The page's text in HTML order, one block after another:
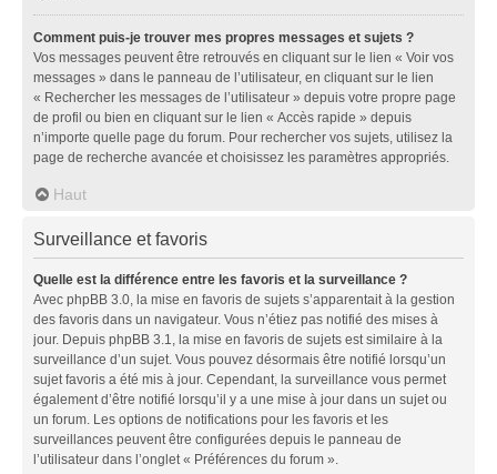
Comment puis-je trouver mes propres messages et sujets ?
Vos messages peuvent être retrouvés en cliquant sur le lien « Voir vos
messages » dans le panneau de l’utilisateur, en cliquant sur le lien
« Rechercher les messages de l’utilisateur » depuis votre propre page
de profil ou bien en cliquant sur le lien « Accès rapide » depuis
n’importe quelle page du forum. Pour rechercher vos sujets, utilisez la
page de recherche avancée et choisissez les paramètres appropriés.
Haut
Surveillance et favoris
Quelle est la différence entre les favoris et la surveillance ?
Avec phpBB 3.0, la mise en favoris de sujets s’apparentait à la gestion
des favoris dans un navigateur. Vous n’étiez pas notifié des mises à
jour. Depuis phpBB 3.1, la mise en favoris de sujets est similaire à la
surveillance d’un sujet. Vous pouvez désormais être notifié lorsqu’un
sujet favoris a été mis à jour. Cependant, la surveillance vous permet
également d’être notifié lorsqu’il y a une mise à jour dans un sujet ou
un forum. Les options de notifications pour les favoris et les
surveillances peuvent être configurées depuis le panneau de
l’utilisateur dans l’onglet « Préférences du forum ».